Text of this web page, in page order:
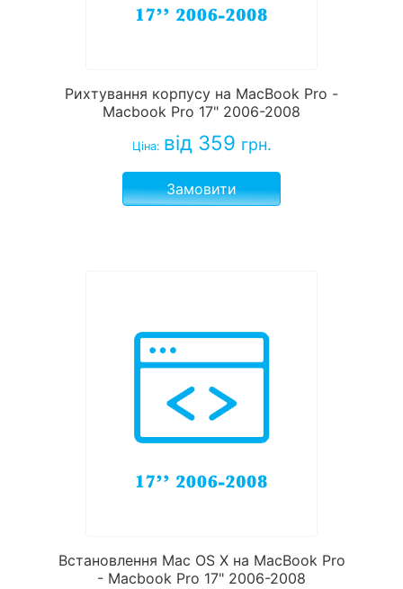
Рихтування корпусу на MacBook Pro -
Macbook Pro 17" 2006-2008
Ціна: від 359 грн.
Замовити
Встановлення Mac OS X на MacBook Pro
- Macbook Pro 17" 2006-2008